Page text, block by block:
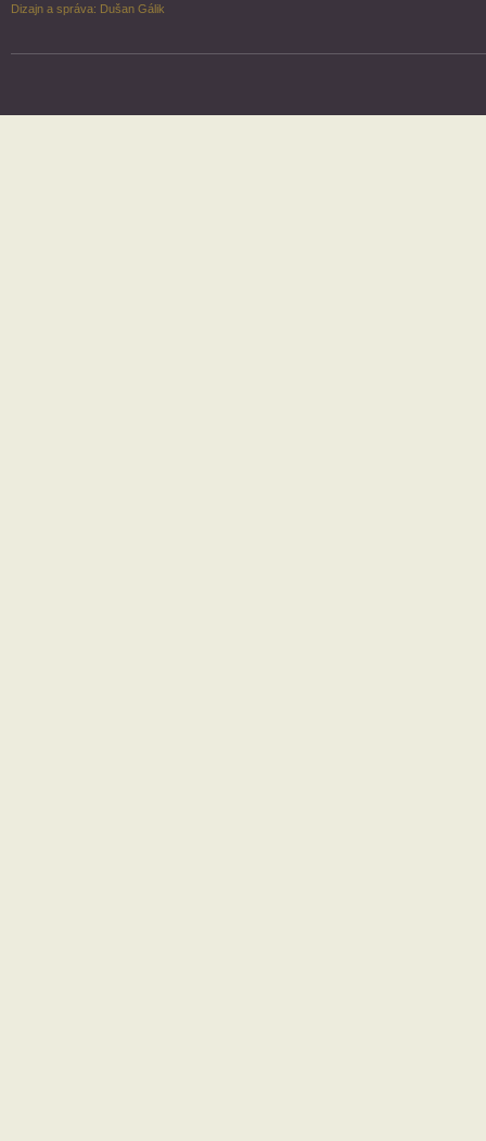
Dizajn a správa: Dušan Gálik